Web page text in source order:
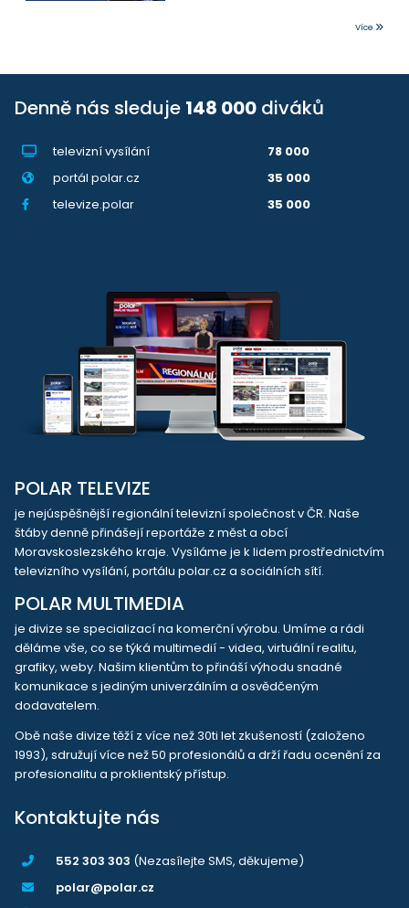
Více
Denně nás sleduje 148 000 diváků
televizní vysílání
78 000
portál polar.cz
35 000
televize.polar
35 000
POLAR TELEVIZE
je nejúspěšnější regionální televizní společnost v ČR. Naše
štáby denně přinášejí reportáže z měst a obcí
Moravskoslezského kraje. Vysíláme je k lidem prostřednictvím
televizního vysílání, portálu polar.cz a sociálních sítí.
POLAR MULTIMEDIA
je divize se specializací na komerční výrobu. Umíme a rádi
děláme vše, co se týká multimedií - videa, virtuální realitu,
grafiky, weby. Našim klientům to přináší výhodu snadné
komunikace s jediným univerzálním a osvědčeným
dodavatelem.
Obě naše divize těží z více než 30ti let zkušeností (založeno
1993), sdružují více než 50 profesionálů a drží řadu ocenění za
profesionalitu a proklientský přístup.
Kontaktujte nás
552 303 303 (Nezasílejte SMS, děkujeme)
polar@polar.cz